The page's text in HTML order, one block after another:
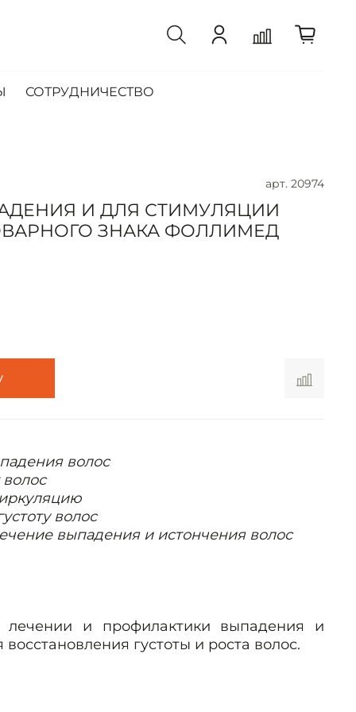
СОТРУДНИЧЕСТВО
арт. 20974
И ДЛЯ СТИМУЛЯЦИИ
ЗНАКА ФОЛЛИМЕД
волос
волос
выпадения и истончения волос
лечении и профилактики выпадения и
густоты и роста волос.